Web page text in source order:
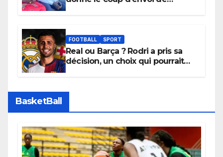
apaisées.
FOOTBALL SPORT
Real ou Barça ? Rodri a pris sa
décision, un choix qui pourrait
BasketBall